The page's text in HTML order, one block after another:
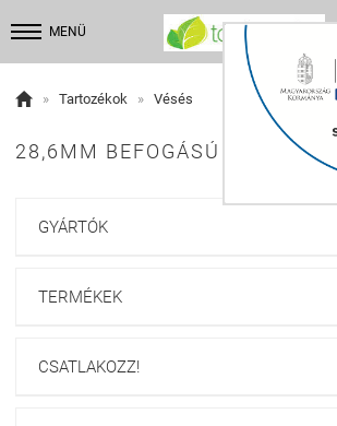
MENÜ
 » Tartozékok » Vésés
28,6MM BEFOGÁSÚ VÉSŐSZÁR:
GYÁRTÓK
TERMÉKEK
CSATLAKOZZ!